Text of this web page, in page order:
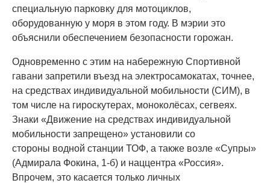
специальную парковку для мотоциклов,
оборудованную у моря в этом году. В мэрии это
объяснили обеспечением безопасности горожан.
Одновременно с этим на набережную Спортивной
гавани запретили въезд на электросамокатах, точнее,
на средствах индивидуальной мобильности (СИМ), в
том числе на гироскутерах, моноколёсах, сегвеях.
Знаки «Движение на средствах индивидуальной
мобильности запрещено» установили со
стороны водной станции ТОФ, а также возле «Супры»
(Адмирала Фокина, 1-б) и наццентра «Россия».
Впрочем, это касается только личных